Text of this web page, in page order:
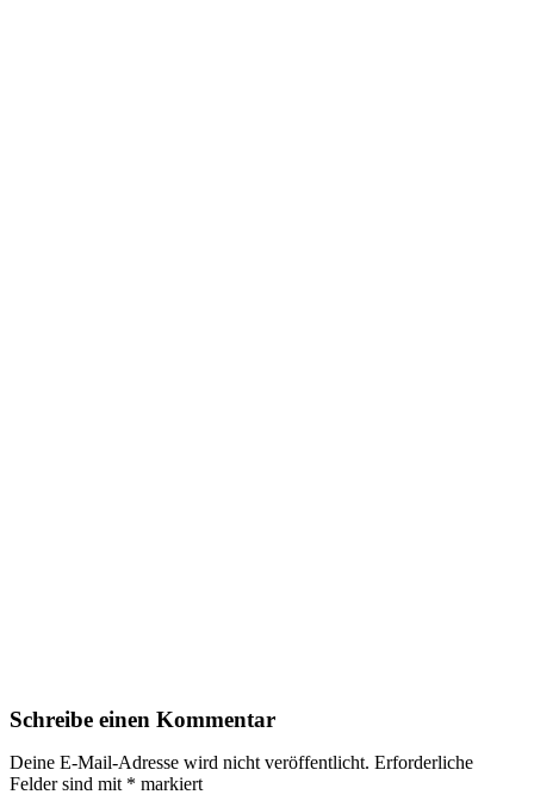
Schreibe einen Kommentar
Deine E-Mail-Adresse wird nicht veröffentlicht. Erforderliche
Felder sind mit * markiert